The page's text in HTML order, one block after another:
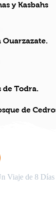
y Kasbahs
Ouarzazate.
de Todra.
de
Viaje de 8 Días